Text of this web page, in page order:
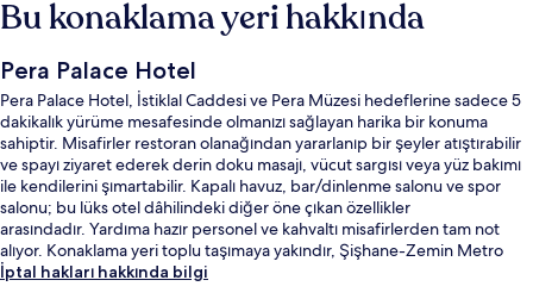
Bu konaklama yeri hakkında
Pera Palace Hotel
Pera Palace Hotel, İstiklal Caddesi ve Pera Müzesi hedeflerine sadece 5
dakikalık yürüme mesafesinde olmanızı sağlayan harika bir konuma
sahiptir. Misafirler restoran olanağından yararlanıp bir şeyler atıştırabilir
ve spayı ziyaret ederek derin doku masajı, vücut sargısı veya yüz bakımı
ile kendilerini şımartabilir. Kapalı havuz, bar/dinlenme salonu ve spor
salonu; bu lüks otel dâhilindeki diğer öne çıkan özellikler
arasındadır. Yardıma hazır personel ve kahvaltı misafirlerden tam not
alıyor. Konaklama yeri toplu taşımaya yakındır, Şişhane-Zemin Metro
İstasyonu 4 dakikalık ve Tophane İstasyonu 10 dakikalık yürüme
İptal hakları hakkında bilgi